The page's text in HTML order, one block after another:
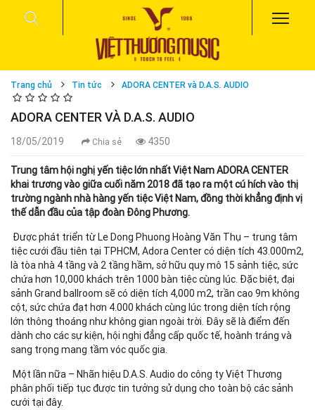
Trang chủ Tin tức ADORA CENTER và D.A.S. AUDIO
ADORA CENTER VÀ D.A.S. AUDIO
18/05/2019 Chia sẻ 4350
Trung tâm hội nghị yến tiệc lớn nhất Việt Nam ADORA CENTER
khai trương vào giữa cuối năm 2018 đã tạo ra một cú hích vào thị
trường ngành nhà hàng yến tiệc Việt Nam, đồng thời khẳng định vị
thế dẫn đầu của tập đoàn Đông Phương.
Được phát triển từ Le Dong Phuong Hoàng Văn Thụ – trung tâm
tiệc cưới đầu tiên tại TPHCM, Adora Center có diện tích 43.000m2,
là tòa nhà 4 tầng và 2 tầng hầm, sở hữu quy mô 15 sảnh tiệc, sức
chứa hơn 10,000 khách trên 1000 bàn tiệc cùng lúc. Đặc biệt, đại
sảnh Grand ballroom sẽ có diện tích 4,000 m2, trần cao 9m không
cột, sức chứa đạt hơn 4.000 khách cùng lúc trong diện tích rộng
lớn thông thoáng như không gian ngoài trời. Đây sẽ là điểm đến
dành cho các sự kiện, hội nghị đẳng cấp quốc tế, hoành tráng và
sang trọng mang tầm vóc quốc gia.
Một lần nữa – Nhãn hiệu D.A.S. Audio do công ty Việt Thương
phân phối tiếp tục được tin tưởng sử dụng cho toàn bộ các sảnh
cưới tại đây.